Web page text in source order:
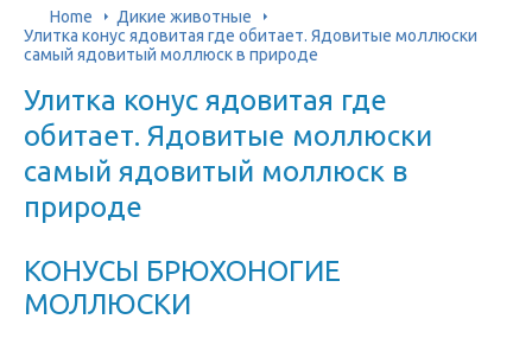
Home
Дикие животные
Улитка конус ядовитая где обитает. Ядовитые моллюски
самый ядовитый моллюск в природе
Улитка конус ядовитая где
обитает. Ядовитые моллюски
самый ядовитый моллюск в
природе
КОНУСЫ БРЮХОНОГИЕ
МОЛЛЮСКИ